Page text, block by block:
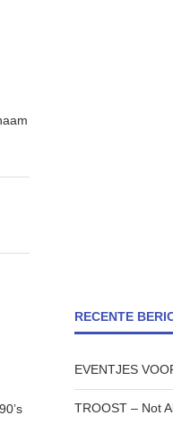
RECENTE
EVENTJES
TROOST – Not